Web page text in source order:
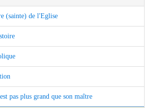
(sainte) de l'Eglise
pas plus grand que son maître